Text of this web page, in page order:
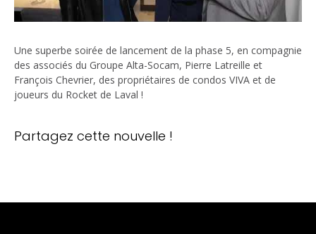
Une superbe soirée de lancement de la phase 5, en compagnie
des associés du Groupe Alta-Socam, Pierre Latreille et
François Chevrier, des propriétaires de condos VIVA et de
joueurs du Rocket de Laval !
Partagez cette nouvelle !